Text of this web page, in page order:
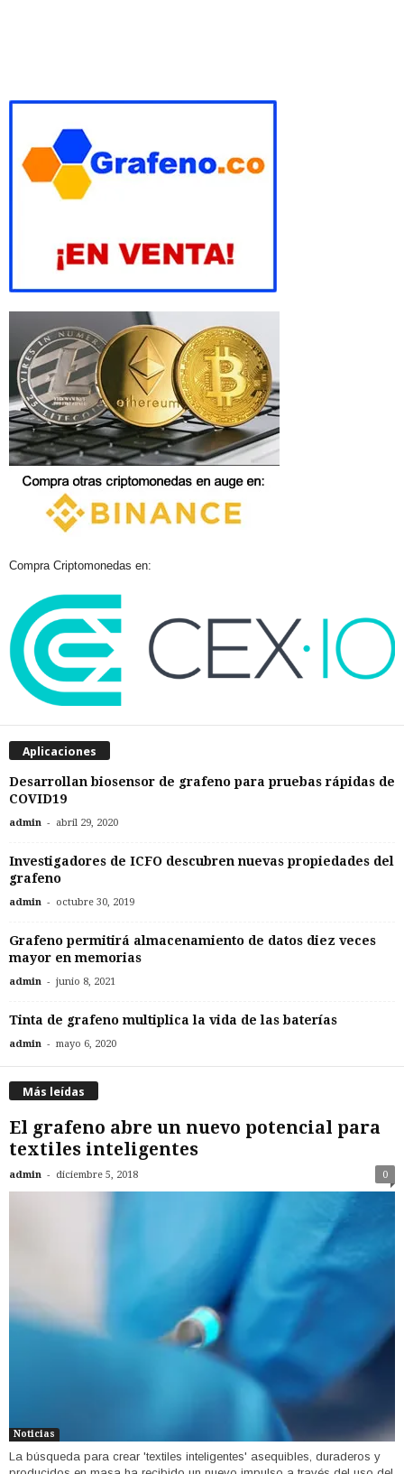
Compra Criptomonedas en:
Aplicaciones
Desarrollan biosensor de grafeno para pruebas rápidas de
COVID19
admin - abril 29, 2020
Investigadores de ICFO descubren nuevas propiedades del
grafeno
admin - octubre 30, 2019
Grafeno permitirá almacenamiento de datos diez veces
mayor en memorias
admin - junio 8, 2021
Tinta de grafeno multiplica la vida de las baterías
admin - mayo 6, 2020
Más leídas
El grafeno abre un nuevo potencial para
textiles inteligentes
admin - diciembre 5, 2018 0
Noticias
La búsqueda para crear 'textiles inteligentes' asequibles, duraderos y